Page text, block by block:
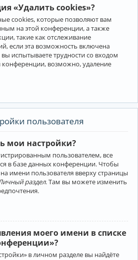
«Удалить cookies»?
cookies, которые позволяют вам
на этой конференции, а также
такие как отслеживание
если эта возможность включена
испытываете трудности со входом
возможно, удаление
пользователя
мои настройки?
пользователем, все
в базе данных конференции. Чтобы
имени пользователя вверху страницы
раздел. Там вы можете изменить
моего имени в списке
в личном разделе вы найдёте